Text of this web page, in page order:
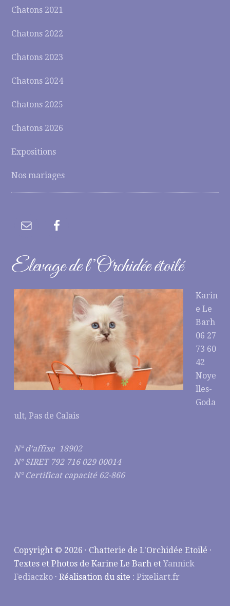
Chatons 2021
Chatons 2022
Chatons 2023
Chatons 2024
Chatons 2025
Chatons 2026
Expositions
Nos mariages
Elevage de l’Orchidée étoilé
Karin
e Le
Barh
06 27
73 60
42
Noye
lles-
Goda
ult, Pas de Calais
N° d’affixe 18902
N° SIRET 792 716 029 00014
N° Certificat capacité 62-866
Copyright © 2026 · Chatterie de L'Orchidée Etoilé ·
Textes et Photos de Karine Le Barh etYannick
Fediaczko · Réalisation du site :Pixeliart.fr